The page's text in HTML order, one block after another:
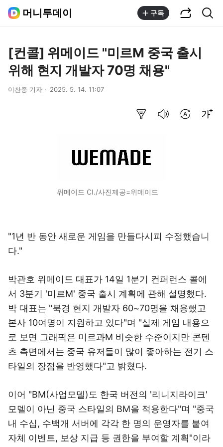
머니투데이 구독
[컨콜] 위메이드 "미르M 중국 출시
위해 현지 개발자 70명 채용"
이찬종 기자 2025. 5. 14. 11:07
위메이드 CI./사진제공=위메이드
"1년 반 동안 새로운 게임을 만들다시피 수정했습니
다."
박관호 위메이드 대표가 14일 1분기 컨퍼런스 콜에
서 3분기 '미르M' 중국 출시 계획에 관해 설명했다.
박 대표는 "북경 현지 개발자 60~70명을 채용했고
본사 10여명이 지원하고 있다"며 "실제 게임 내용으
로 보면 그래픽은 미르과M 비슷한 수준이지만 콘텐
츠 측면에서는 중국 유저들이 많이 좋아하는 전기 스
타일의 장점을 반영했다"고 밝혔다.
이어 "BM(사업모델)도 한국 버전의 '리니지라이크'
모델이 아닌 중국 스타일의 BM을 적용한다"며 "중국
내 수십, 수백개 서버에 각각 한 명의 운영자를 붙여
자체 이벤트, 보상 지급 등 권한을 부여할 계획"이라